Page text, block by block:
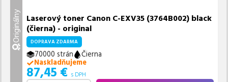
sme vám pomohli vybrať to najlepšie riešenie.
Originálny Laserový toner Canon C-EXV35 (3764B002) black
(čierna) - original
DOPRAVA ZDARMA
70000 strán
Čierna
Naskladňujeme
87,45 € s DPH